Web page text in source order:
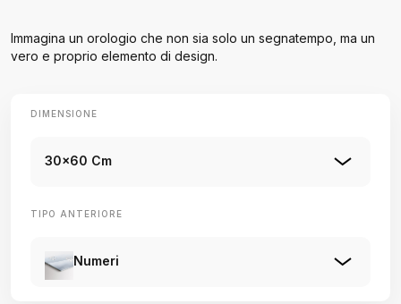
Immagina un orologio che non sia solo un segnatempo, ma un
vero e proprio elemento di design.
DIMENSIONE
30x60 Cm
TIPO ANTERIORE
Numeri